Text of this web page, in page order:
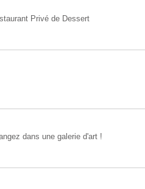
Privé de Dessert
dans une galerie d'art !